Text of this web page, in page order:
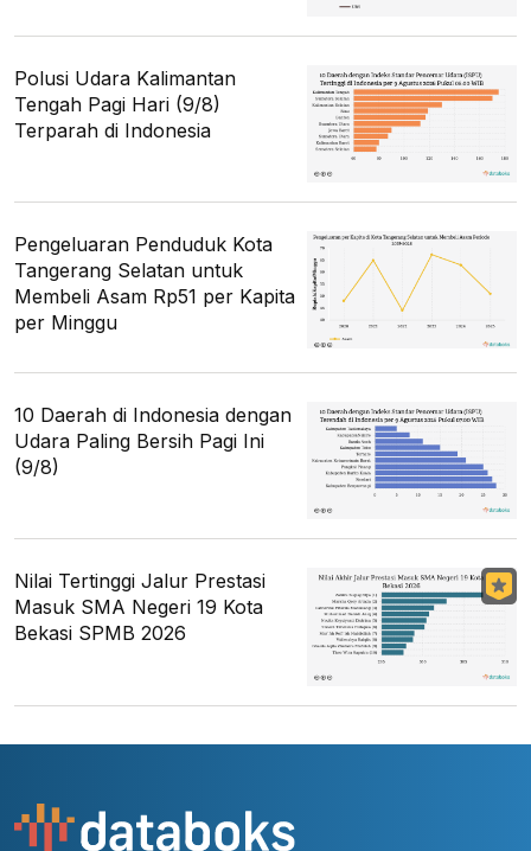
Polusi Udara Kalimantan
Tengah Pagi Hari (9/8)
Terparah di Indonesia
Pengeluaran Penduduk Kota
Tangerang Selatan untuk
Membeli Asam Rp51 per Kapita
per Minggu
10 Daerah di Indonesia dengan
Udara Paling Bersih Pagi Ini
(9/8)
Nilai Tertinggi Jalur Prestasi
Masuk SMA Negeri 19 Kota
Bekasi SPMB 2026